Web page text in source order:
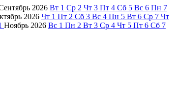
2026 Вт 1 Ср 2 Чт 3 Пт 4 Сб 5 Вс 6 Пн 7
2026 Чт 1 Пт 2 Сб 3 Вс 4 Пн 5 Вт 6 Ср 7 Чт
Ноябрь 2026 Вс 1 Пн 2 Вт 3 Ср 4 Чт 5 Пт 6 Сб 7